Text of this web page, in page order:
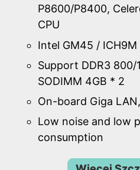
P8600/P8400,
CPU
Intel GM45 / ICH9M
Support DDR3 800/
SODIMM 4GB * 2
On-board Giga
Low noise and low
consumption